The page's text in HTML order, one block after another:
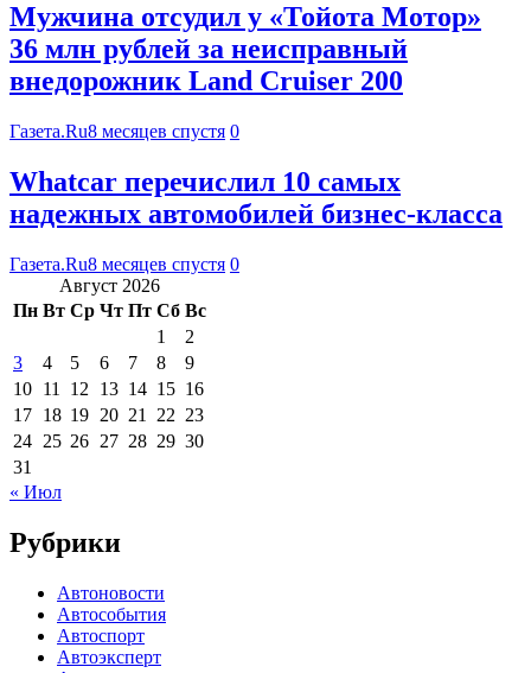
Мужчина отсудил у «Тойота Мотор»
36 млн рублей за неисправный
внедорожник Land Cruiser 200
Газета.Ru8 месяцев спустя 0
Whatсar перечислил 10 самых
надежных автомобилей бизнес-класса
Газета.Ru8 месяцев спустя 0
Август 2026
Пн Вт Ср Чт Пт Сб Вс
1
2
3
4 5 6 7 8
9
10 11 12 13 14 15 16
17 18 19 20 21 22 23
24 25 26 27 28 29 30
31
« Июл
Рубрики
Автоновости
Автособытия
Автоспорт
Автоэксперт